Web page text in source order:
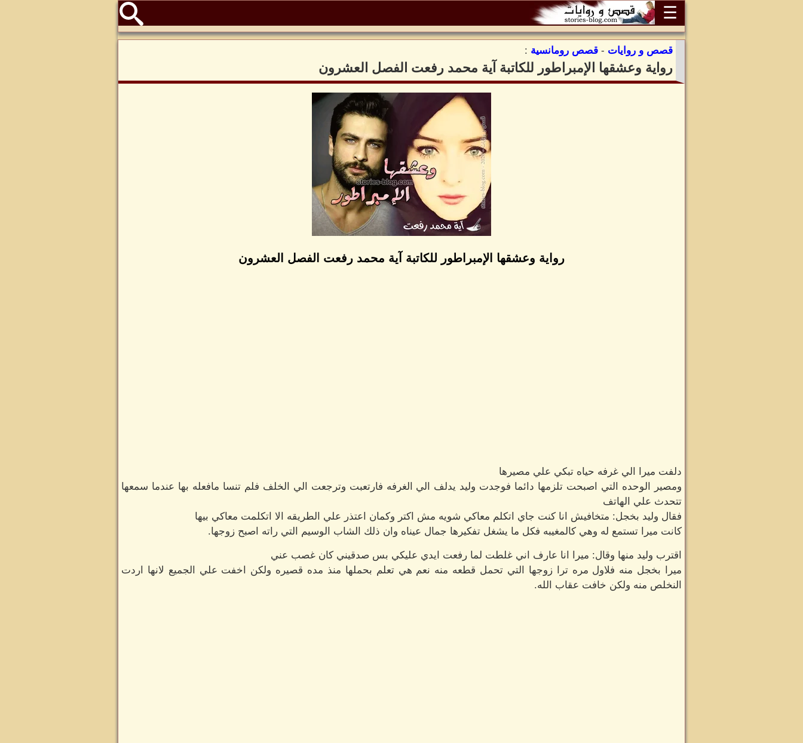
☰
قصص و روايات - قصص رومانسية :
رواية وعشقها الإمبراطور للكاتبة آية محمد رفعت الفصل العشرون
رواية وعشقها الإمبراطور للكاتبة آية محمد رفعت الفصل العشرون
دلفت ميرا الي غرفه حياه تبكي علي مصيرها
ومصير الوحده التي اصبحت تلزمها دائما فوجدت وليد يدلف الي الغرفه فارتعبت وترجعت الي الخلف فلم تنسا مافعله بها عندما سمعها
تتحدث علي الهاتف
فقال وليد بخجل: متخافيش انا كنت جاي اتكلم معاكي شويه مش اكتر وكمان اعتذر علي الطريقه الا اتكلمت معاكي بيها
كانت ميرا تستمع له وهي كالمغيبه فكل ما يشغل تفكيرها جمال عيناه وان ذلك الشاب الوسيم التي راته اصبح زوجها.
اقترب وليد منها وقال: ميرا انا عارف اني غلطت لما رفعت ايدي عليكي بس صدقيني كان غصب عني
ميرا بخجل منه فلاول مره ترا زوجها التي تحمل قطعه منه نعم هي تعلم بحملها منذ مده قصيره ولكن اخفت علي الجميع لانها اردت
النخلص منه ولكن خافت عقاب الله.